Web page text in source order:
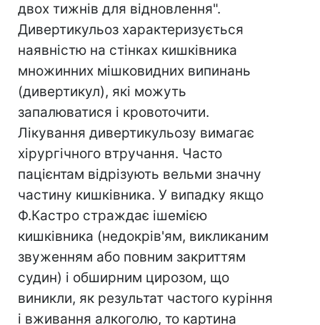
двох тижнів для відновлення".
Дивертикульоз характеризується
наявністю на стінках кишківника
множинних мішковидних випинань
(дивертикул), які можуть
запалюватися і кровоточити.
Лікування дивертикульозу вимагає
хірургічного втручання. Часто
пацієнтам відрізують вельми значну
частину кишківника. У випадку якщо
Ф.Кастро страждає ішемією
кишківника (недокрів'ям, викликаним
звуженням або повним закриттям
судин) і обширним цирозом, що
виникли, як результат частого куріння
і вживання алкоголю, то картина